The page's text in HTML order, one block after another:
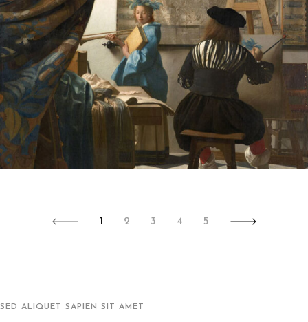
1 2 3 4 5
SED ALIQUET SAPIEN SIT AMET